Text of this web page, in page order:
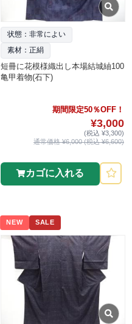
状態：非常によい
素材：正絹
短冊に花模様織出し本場結城紬100
亀甲着物(石下)
期間限定50％OFF！
¥3,000
(税込 ¥3,300)
通常価格 ¥6,000 (税込 ¥6,600)
カゴに入れる
NEW SALE